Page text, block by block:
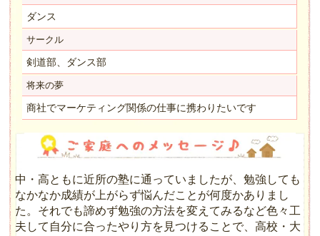
ダンス
サークル
剣道部、ダンス部
将来の夢
商社でマーケティング関係の仕事に携わりたいです
中・高ともに近所の塾に通っていましたが、勉強しても
なかなか成績が上がらず悩んだことが何度かありまし
た。それでも諦めず勉強の方法を変えてみるなど色々工
夫して自分に合ったやり方を見つけることで、高校・大